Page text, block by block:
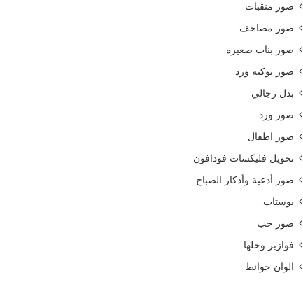
صور منقبات
صور مصاحف
صور بنات صغيره
صور بوكيه ورد
بدل رجالي
صور ورد
صور اطفال
تحويل فليكسات فودافون
صور أدعية وأذكار الصباح
بوستات
صور حب
فوازير وحلها
الوان حوائط